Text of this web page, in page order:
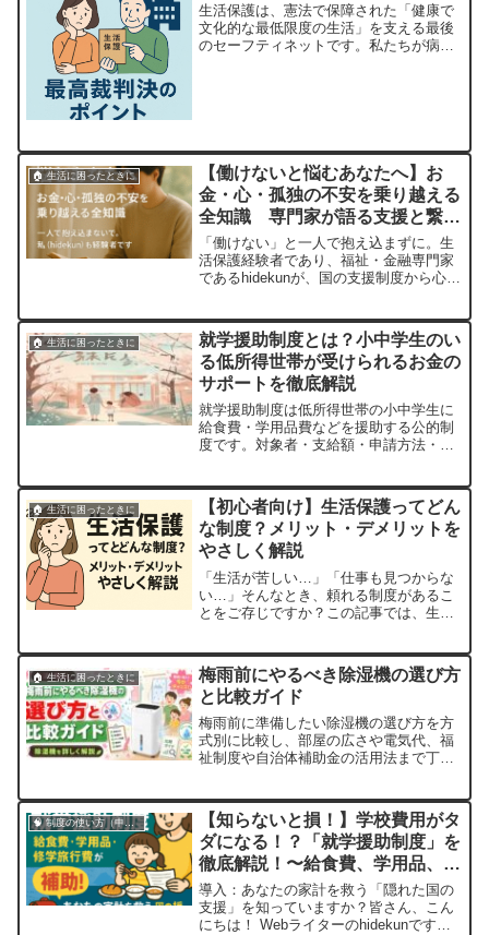
生活保護は、憲法で保障された「健康で
文化的な最低限度の生活」を支える最後
のセーフティネットです。私たちが病気
生活費」から...
🏠 生活に困ったときに
【働けないと悩むあなたへ】お
金・心・孤独の不安を乗り越える
全知識 専門家が語る支援と繋が
り方
「働けない」と一人で抱え込まずに。生
活保護経験者であり、福祉・金融専門家
であるhidekunが、国の支援制度から心の
験を交えながら徹底解説。今日から使え
る「次の一歩」を見つけましょう。
🏠 生活に困ったときに
就学援助制度とは？小中学生のい
る低所得世帯が受けられるお金の
サポートを徹底解説
就学援助制度は低所得世帯の小中学生に
給食費・学用品費などを援助する公的制
度です。対象者・支給額・申請方法・注
🏠 生活に困ったときに
【初心者向け】生活保護ってどん
な制度？メリット・デメリットを
やさしく解説
「生活が苦しい…」「仕事も見つからな
い…」そんなとき、頼れる制度があるこ
とをご存じですか？この記事では、生活
す。生活保護ってなに？💡今すぐ使える
他の支援制度を探すならこちら生活保護
とは、憲法第25条に基づく公的な支援制
度で、最低...
🏠 生活に困ったときに
梅雨前にやるべき除湿機の選び方
と比較ガイド
梅雨前に準備したい除湿機の選び方を方
式別に比較し、部屋の広さや電気代、福
祉制度や自治体補助金の活用法まで丁寧
🧠 制度の使い方（申請・相談など）
【知らないと損！】学校費用がタ
ダになる！？「就学援助制度」を
徹底解説！〜給食費、学用品、修
学旅行費までまるっと補助！〜
導入：あなたの家計を救う「隠れた国の
支援」を知っていますか？皆さん、こん
にちは！ Webライターのhidekunです。